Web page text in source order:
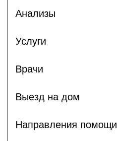
Анализы
Услуги
Врачи
Выезд на дом
Направления помощи